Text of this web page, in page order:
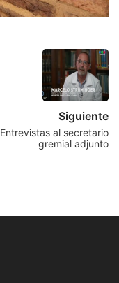
Siguiente
Entrevistas al secretario
gremial adjunto